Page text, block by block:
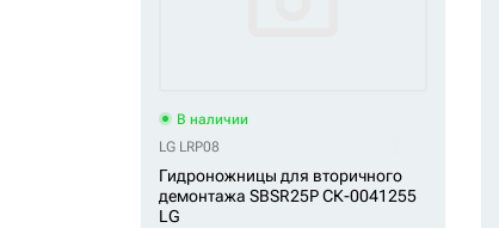
В наличии
LG LRP08
Гидроножницы для вторичного
демонтажа SBSR25P СК-0041255
LG